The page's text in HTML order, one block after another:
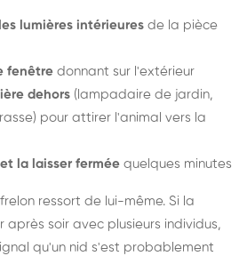
lumières intérieures de la pièce
fenêtre donnant sur l'extérieur
dehors (lampadaire de jardin,
pour attirer l'animal vers la
la laisser fermée quelques minutes
ressort de lui-même. Si la
après soir avec plusieurs individus,
qu'un nid s'est probablement